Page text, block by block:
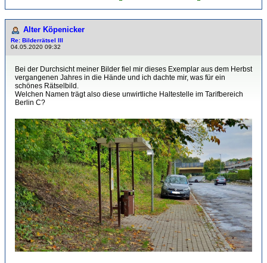
Alter Köpenicker
Re: Bilderrätsel III
04.05.2020 09:32
Bei der Durchsicht meiner Bilder fiel mir dieses Exemplar aus dem Herbst
vergangenen Jahres in die Hände und ich dachte mir, was für ein
schönes Rätselbild.
Welchen Namen trägt also diese unwirtliche Haltestelle im Tarifbereich
Berlin C?